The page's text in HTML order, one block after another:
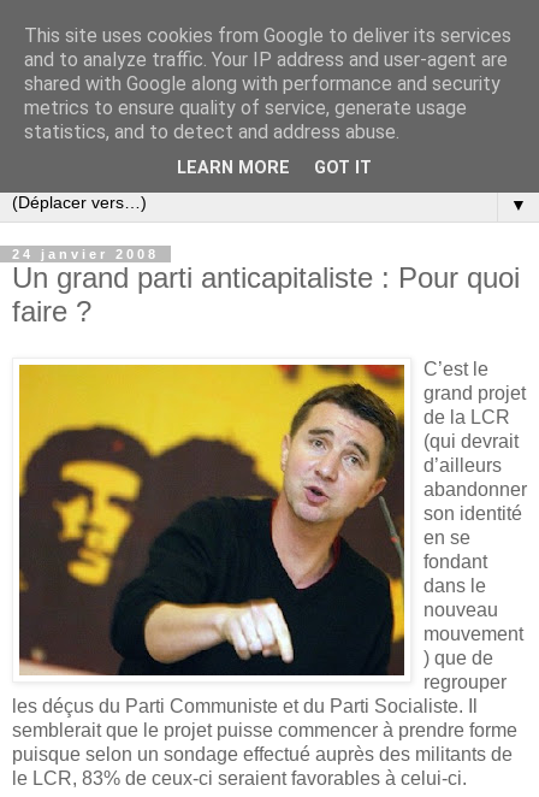
Slovar les Nouvelles
Blog citoyen d'informations, de décryptages et de
commentaires depuis 2005
▼
24 janvier 2008
Un grand parti anticapitaliste : Pour quoi
faire ?
C’est le
grand projet
de la LCR
(qui devrait
d’ailleurs
abandonner
son identité
en se
fondant
dans le
nouveau
mouvement
) que de
regrouper
les déçus du Parti Communiste et du Parti Socialiste. Il
semblerait que le projet puisse commencer à prendre forme
puisque selon un sondage effectué auprès des militants de
le LCR, 83% de ceux-ci seraient favorables à celui-ci.
This site uses cookies from Google to deliver its services
and to analyze traffic. Your IP address and user-agent are
shared with Google along with performance and security
metrics to ensure quality of service, generate usage
statistics, and to detect and address abuse.
LEARN MORE GOT IT